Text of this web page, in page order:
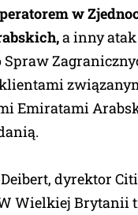
w
a inny
Emiratami
dyrektor
Wielkiej Brytanii